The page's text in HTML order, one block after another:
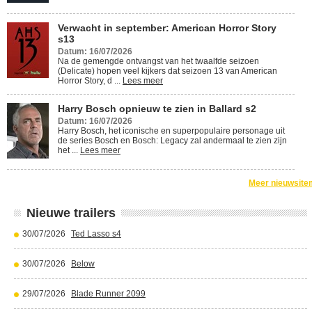
Verwacht in september: American Horror Story
s13
Datum: 16/07/2026
Na de gemengde ontvangst van het twaalfde seizoen
(Delicate) hopen veel kijkers dat seizoen 13 van American
Horror Story, d ... Lees meer
Harry Bosch opnieuw te zien in Ballard s2
Datum: 16/07/2026
Harry Bosch, het iconische en superpopulaire personage uit
de series Bosch en Bosch: Legacy zal andermaal te zien zijn
het ... Lees meer
Meer
Nieuwe trailers
30/07/2026 Ted Lasso s4
30/07/2026 Below
29/07/2026 Blade Runner 2099